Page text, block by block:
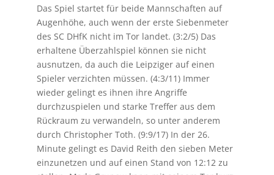
Das Spiel startet für beide Mannschaften auf
Augenhöhe, auch wenn der erste Siebenmeter
des SC DHfK nicht im Tor landet. (3:2/5) Das
erhaltene Überzahlspiel können sie nicht
ausnutzen, da auch die Leipziger auf einen
Spieler verzichten müssen. (4:3/11) Immer
wieder gelingt es ihnen ihre Angriffe
durchzuspielen und starke Treffer aus dem
Rückraum zu verwandeln, so unter anderem
durch Christopher Toth. (9:9/17) In der 26.
Minute gelingt es David Reith den sieben Meter
einzunetzen und auf einen Stand von 12:12 zu